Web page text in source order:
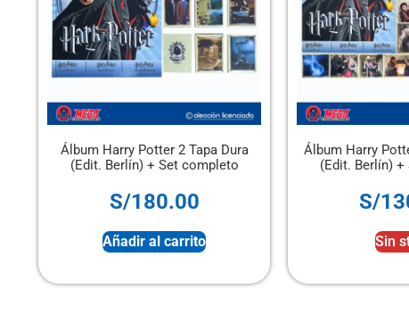
Tapa Dura
Álbum Harry Potter 2 Tapa Blanda
(Edit. Berlín) + Set completo
S/130.00
Sin stock
Álbum